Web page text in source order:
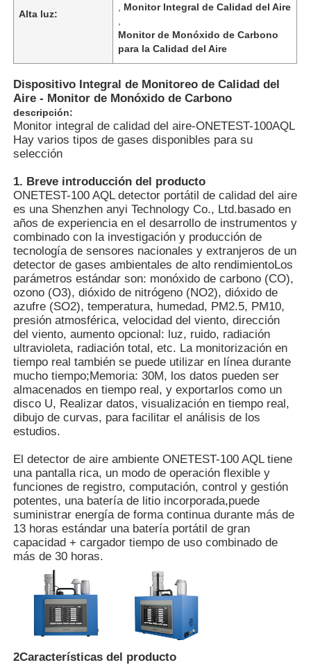
Inicio
Productos
Videos
Sobre nosotros
Visita a la fábrica
Control de Calidad
Contacto
noticias
Los casos muestran
Solicitar una cotización
Alta luz:
Monitor Integral de Calidad del Aire
Monitor de Monóxido de Carbono
para la Calidad del Aire
Dispositivo Integral de Monitoreo de Calidad del
Aire - Monitor de Monóxido de Carbono
descripción:
Monitor integral de calidad del aire-ONETEST-100AQL
Hay varios tipos de gases disponibles para su
selección
1. Breve introducción del producto
ONETEST-100 AQL detector portátil de calidad del aire
es una Shenzhen anyi Technology Co., Ltd.basado en
años de experiencia en el desarrollo de instrumentos y
combinado con la investigación y producción de
tecnología de sensores nacionales y extranjeros de un
detector de gases ambientales de alto rendimientoLos
parámetros estándar son: monóxido de carbono (CO),
ozono (O3), dióxido de nitrógeno (NO2), dióxido de
azufre (SO2), temperatura, humedad, PM2.5, PM10,
presión atmosférica, velocidad del viento, dirección
del viento, aumento opcional: luz, ruido, radiación
ultravioleta, radiación total, etc. La monitorización en
tiempo real también se puede utilizar en línea durante
mucho tiempo;Memoria: 30M, los datos pueden ser
almacenados en tiempo real, y exportarlos como un
disco U, Realizar datos, visualización en tiempo real,
dibujo de curvas, para facilitar el análisis de los
estudios.
El detector de aire ambiente ONETEST-100 AQL tiene
una pantalla rica, un modo de operación flexible y
funciones de registro, computación, control y gestión
potentes, una batería de litio incorporada,puede
suministrar energía de forma continua durante más de
13 horas estándar una batería portátil de gran
capacidad + cargador tiempo de uso combinado de
más de 30 horas.
2Características del producto